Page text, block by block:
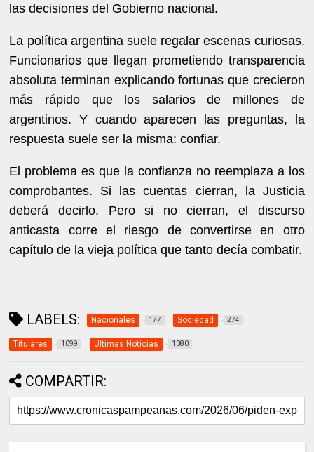
las decisiones del Gobierno nacional.
La política argentina suele regalar escenas curiosas.
Funcionarios que llegan prometiendo transparencia
absoluta terminan explicando fortunas que crecieron
más rápido que los salarios de millones de
argentinos. Y cuando aparecen las preguntas, la
respuesta suele ser la misma: confiar.
El problema es que la confianza no reemplaza a los
comprobantes. Si las cuentas cierran, la Justicia
deberá decirlo. Pero si no cierran, el discurso
anticasta corre el riesgo de convertirse en otro
capítulo de la vieja política que tanto decía combatir.
LABELS: Nacionales 177 Sociedad 274
Titulares 1099 Ultimas Noticias 1080
COMPARTIR: